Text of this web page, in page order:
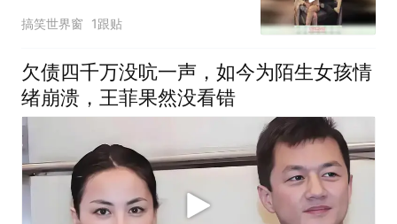
傻眼了
搞笑世界窗 1跟贴
欠债四千万没吭一声，如今为陌生女孩情
绪崩溃，王菲果然没看错